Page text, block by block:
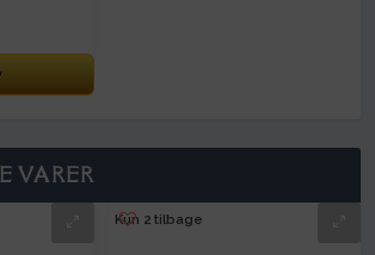
VARER
Kun 2 tilbage